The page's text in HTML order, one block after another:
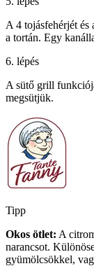
A 4 tojásfehérjét
a tortán. Egy
6. lépés
A sütő grill
megsütjük.
Tipp
Okos ötlet: A
narancsot.
gyümölcsökkel,